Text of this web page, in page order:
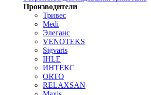
Производители
Тривес
Medi
Элеганс
VENOTEKS
Sigvaris
IHLE
ИНТЕКС
ORTO
RELAXSAN